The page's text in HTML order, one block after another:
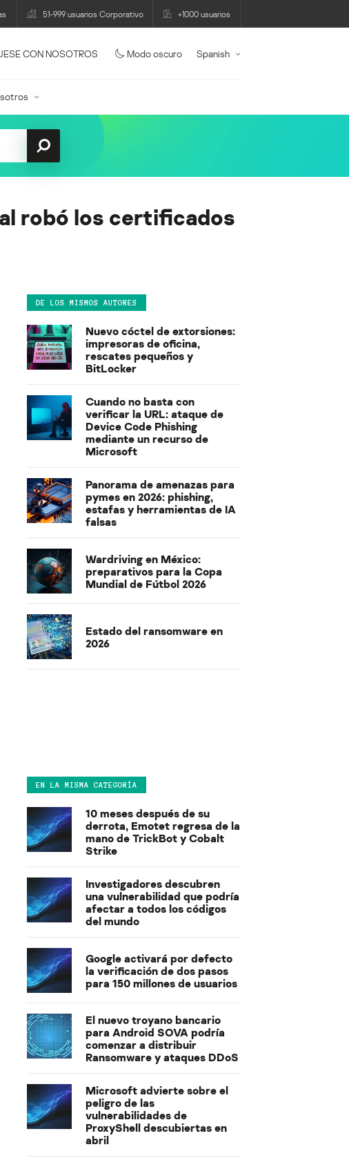
51-999 usuarios Corporativo +1000 usuarios
CON NOSOTROS Modo oscuro Spanish
robó los certificados
DE LOS MISMOS AUTORES
Nuevo cóctel de extorsiones:
impresoras de oficina,
rescates pequeños y
BitLocker
Cuando no basta con
verificar la URL: ataque de
Device Code Phishing
mediante un recurso de
Microsoft
Panorama de amenazas para
pymes en 2026: phishing,
estafas y herramientas de IA
falsas
Wardriving en México:
preparativos para la Copa
Mundial de Fútbol 2026
Estado del ransomware en
2026
EN LA MISMA CATEGORÍA
10 meses después de su
derrota, Emotet regresa de la
mano de TrickBot y Cobalt
Strike
Investigadores descubren
una vulnerabilidad que podría
afectar a todos los códigos
del mundo
Google activará por defecto
la verificación de dos pasos
para 150 millones de usuarios
El nuevo troyano bancario
para Android SOVA podría
comenzar a distribuir
Ransomware y ataques DDoS
Microsoft advierte sobre el
peligro de las
vulnerabilidades de
ProxyShell descubiertas en
abril